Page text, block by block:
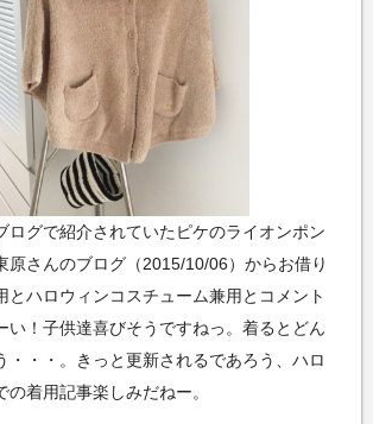
ログで紹介されていたピケのライオンポン
原さんのブログ（2015/10/06）からお借り
とハロウィンコスチューム兼用とコメント
い！子供達喜びそうですねっ。着るとどん
・・・。きっと更新されるであろう、ハロ
の着用記事楽しみだねー。